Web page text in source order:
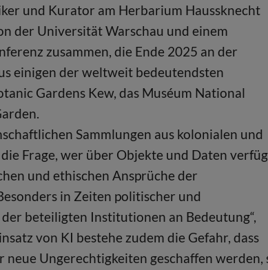
und Kurator am Herbarium Haussknecht
der Universität Warschau und einem
zusammen, die Ende 2025 an der
einigen der weltweit bedeutendsten
Gardens Kew, das Muséum National
Sammlungen aus kolonialen und
Frage, wer über Objekte und Daten
und ethischen Ansprüche der
in Zeiten politischer und
beteiligten Institutionen an Bedeutung“,
von KI bestehe zudem die Gefahr, dass
Ungerechtigkeiten geschaffen werden,